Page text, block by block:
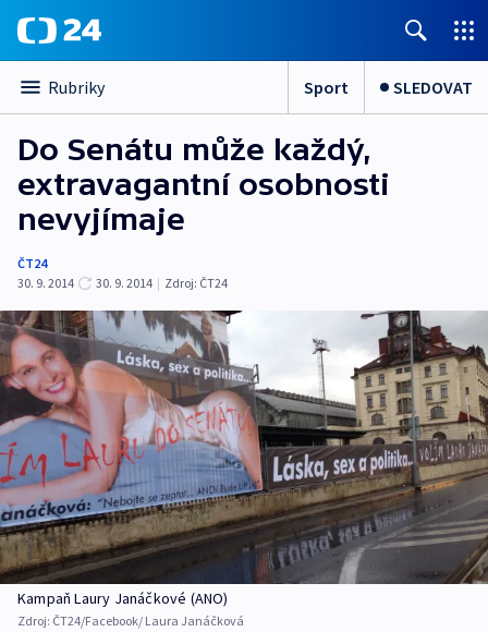
Rubriky Sport SLEDOVAT
Do Senátu může každý,
extravagantní osobnosti
nevyjímaje
ČT24
30. 9. 2014
30. 9. 2014 | Zdroj: ČT24
Kampaň Laury Janáčkové (ANO)
Zdroj: ČT24/Facebook/ Laura Janáčková